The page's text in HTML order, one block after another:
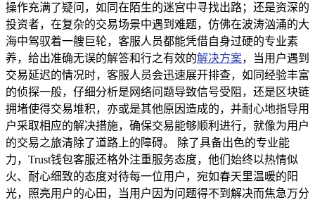
操作充满了疑问，如同在陌生的迷宫中寻找出路；还是资深的
投资者，在复杂的交易场景中遇到难题，仿佛在波涛汹涌的大
海中驾驭着一艘巨轮，客服人员都能凭借自身过硬的专业素
养，给出准确无误的解答和行之有效的解决方案，当用户遇到
交易延迟的情况时，客服人员会迅速展开排查，如同经验丰富
的侦探一般，仔细分析是网络问题导致信号受阻，还是区块链
拥堵使得交易堆积，亦或是其他原因造成的，并耐心地指导用
户采取相应的解决措施，确保交易能够顺利进行，就像为用户
的交易之旅清除了道路上的障碍。 除了具备出色的专业能
力，Trust钱包客服还格外注重服务态度，他们始终以热情似
火、耐心细致的态度对待每一位用户，宛如春天里温暖的阳
光，照亮用户的心田，当用户因为问题得不到解决而焦急万分